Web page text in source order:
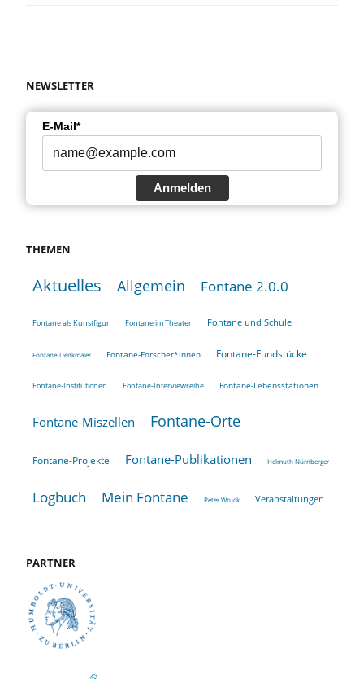
NEWSLETTER
E-Mail*
Anmelden
THEMEN
Aktuelles Allgemein Fontane 2.0.0
Fontane als Kunstfigur Fontane im Theater Fontane und Schule
Fontane-Denkmäler Fontane-Forscher*innen Fontane-Fundstücke
Fontane-Institutionen Fontane-Interviewreihe Fontane-Lebensstationen
Fontane-Miszellen Fontane-Orte
Fontane-Projekte Fontane-Publikationen Helmuth Nürnberger
Logbuch Mein Fontane Peter Wruck Veranstaltungen
PARTNER